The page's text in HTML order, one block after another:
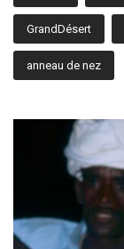
GrandDésert
anneau de nez